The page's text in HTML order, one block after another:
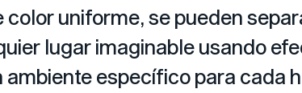
uniforme, se pueden
lugar imaginable usando
específico para cada